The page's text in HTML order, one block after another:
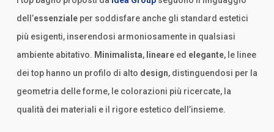
dell’essenzialeper soddisfare anche gli standard estetici
più esigenti, inserendosi armoniosamente in qualsiasi
ambiente abitativo. Minimalista, lineareed elegante, le linee
dei top hanno un profilo di alto design, distinguendosi per la
geometria delle forme, le colorazioni più ricercate, la
qualità dei materiali e il rigore estetico dell’insieme.